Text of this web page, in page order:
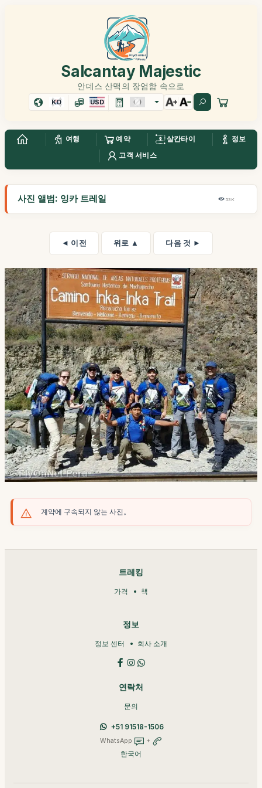
Salcantay Majestic
안데스 산맥의 장엄함 속으로
KO USD
여행 예약 살칸타이
정보
고객 서비스
사진 앨범: 잉카 트레일 53K
◄ 이전 위로 ▲ 다음 것 ►
계약에 구속되지 않는 사진。
트레킹
가격 책
정보
정보 센터 회사 소개
연락처
문의
+51 91518-1506
WhatsApp +
한국어